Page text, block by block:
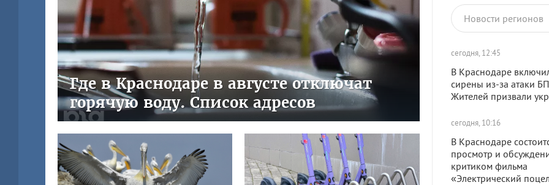
Новости регионов
сегодня, 12:45
В Краснодаре
сирены из-за атаки
Жителей призвали
сегодня, 10:16
В Краснодаре
просмотр и
критиком фильма
«Электрический
Где в Краснодаре в августе отключат
горячую воду. Список адресов